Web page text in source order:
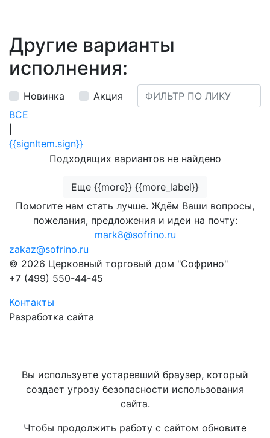
Другие варианты
исполнения:
Новинка
Акция
ВСЕ
{{signItem.sign}}
Подходящих вариантов не найдено
Еще {{more}} {{more_label}}
Помогите нам стать лучше. Ждём Ваши вопросы,
пожелания, предложения и идеи на почту:
mark8@sofrino.ru
zakaz@sofrino.ru
© 2026 Церковный торговый дом "Софрино"
+7 (499) 550-44-45
Контакты
Разработка сайта
Вы используете устаревший браузер, который
создает угрозу безопасности использования
сайта.
Чтобы продолжить работу с сайтом обновите